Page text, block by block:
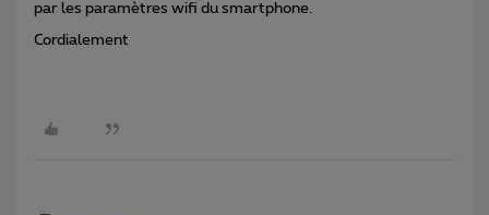
par les paramètres wifi du smartphone.
Cordialement